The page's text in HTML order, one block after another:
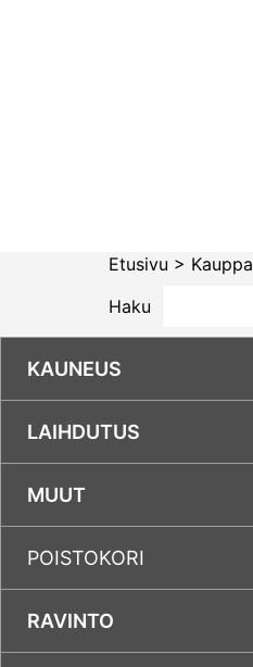
Etusivu > Kauppa
Haku
KAUNEUS
LAIHDUTUS
MUUT
POISTOKORI
RAVINTO